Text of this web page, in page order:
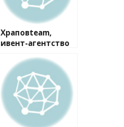
Храповteam,
ивент-агентство